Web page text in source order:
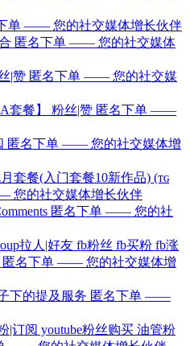
单 —— 您的社交媒体增长伙伴
匿名下单 —— 您的社交媒体
|赞 匿名下单 —— 您的社交媒
套餐】 粉丝|赞 匿名下单 ——
匿名下单 —— 您的社交媒体增
套餐(入门套餐10新作品) (ᴛɢ
您的社交媒体增长伙伴
匿名下单 —— 您的社
拉人|好友 fb粉丝 fb买粉 fb涨
匿名下单 —— 您的社交媒体增
子下的提及服务 匿名下单 ——
|订阅 youtube粉丝购买 油管粉